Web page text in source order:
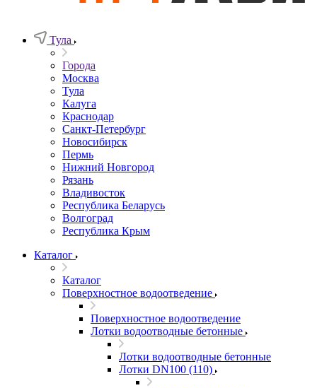
Тула
Города
Москва
Тула
Калуга
Краснодар
Санкт-Петербург
Новосибирск
Пермь
Нижний Новгород
Рязань
Владивосток
Республика Беларусь
Волгоград
Республика Крым
Каталог
Каталог
Поверхностное водоотведение
Поверхностное водоотведение
Лотки водоотводные бетонные
Лотки водоотводные бетонные
Лотки DN100 (110)